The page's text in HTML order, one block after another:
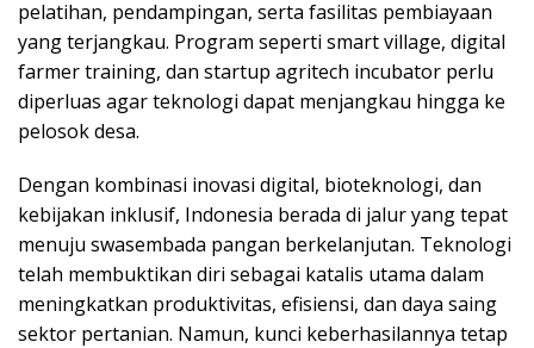
pelatihan, pendampingan, serta fasilitas pembiayaan
yang terjangkau. Program seperti smart village, digital
farmer training, dan startup agritech incubator perlu
diperluas agar teknologi dapat menjangkau hingga ke
pelosok desa.
Dengan kombinasi inovasi digital, bioteknologi, dan
kebijakan inklusif, Indonesia berada di jalur yang tepat
menuju swasembada pangan berkelanjutan. Teknologi
telah membuktikan diri sebagai katalis utama dalam
meningkatkan produktivitas, efisiensi, dan daya saing
sektor pertanian. Namun, kunci keberhasilannya tetap